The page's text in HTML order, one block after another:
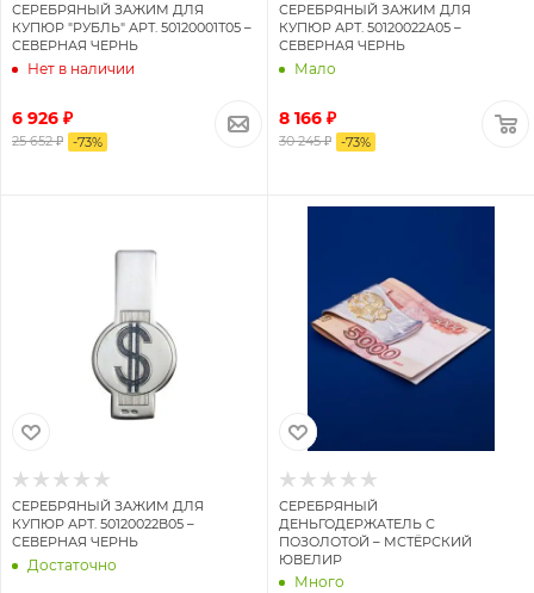
СЕРЕБРЯНЫЙ ЗАЖИМ ДЛЯ
КУПЮР "РУБЛЬ" АРТ. 50120001Т05 –
СЕВЕРНАЯ ЧЕРНЬ
Нет в наличии
6 926 ₽
25 652 ₽ -73%
СЕРЕБРЯНЫЙ ЗАЖИМ ДЛЯ
КУПЮР АРТ. 50120022А05 –
СЕВЕРНАЯ ЧЕРНЬ
Мало
8 166 ₽
30 245 ₽ -73%
СЕРЕБРЯНЫЙ ЗАЖИМ ДЛЯ
КУПЮР АРТ. 50120022В05 –
СЕВЕРНАЯ ЧЕРНЬ
Достаточно
СЕРЕБРЯНЫЙ
ДЕНЬГОДЕРЖАТЕЛЬ С
ПОЗОЛОТОЙ – МСТЁРСКИЙ
ЮВЕЛИР
Много